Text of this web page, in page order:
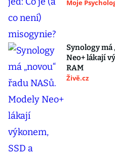
Moje
Synology má
Neo+ lákají
RAM
Živě.cz